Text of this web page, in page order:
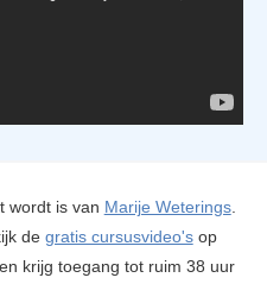
wordt is van Marije Weterings.
de gratis cursusvideo'sop
krijg toegang tot ruim 38 uur